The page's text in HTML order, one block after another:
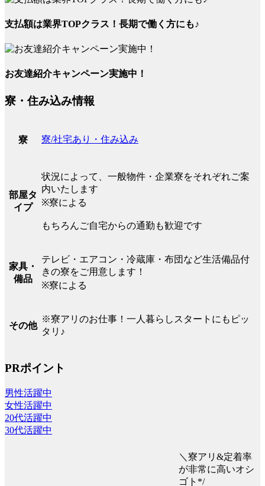
支払額は業界TOPクラス！長期で働く方にも♪
お友達紹介キャンペーン実施中！
寮・住み込み情報
寮 寮/社宅あり・住み込み
部屋タ
イプ
状況によって、一般物件・企業寮をそれぞれご案
内いたします
※寮による
もちろんご自宅からの通勤も歓迎です
家具・
備品
テレビ・エアコン・冷蔵庫・布団など生活備品付
きの寮をご用意します！
※寮による
その他
※寮アリのお仕事！一人暮らしスタートにもピッ
タリ♪
PRポイント
男性活躍中
女性活躍中
20代活躍中
30代活躍中
＼寮アリ&定着率
が非常に高いオシ
ゴト*/